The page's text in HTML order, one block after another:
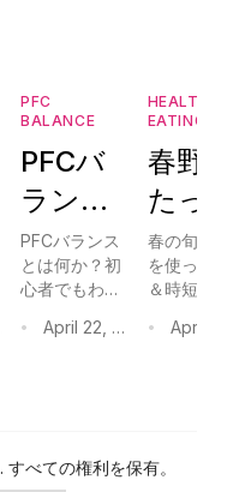
PFC
BALANCE
PFCバ
ランス
完全ガ
イド：
初心者
レシピ
PFCバランス
とは何か？初
心者でもわか
ら実践レシピ
バランスを栄
養管理アプリ
• April 22, 2026
HEALTHY
EATING
春野菜
たっぷ
り！節
約＆時
短レシ
春の旬の野菜
を使った節約
＆時短レシピ
本農林水産省
単レシピ。食
材管理アプリ
•
.すべての権利を保有。